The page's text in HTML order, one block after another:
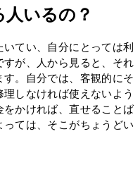
いるの？
てい、自分にとっては利
が、人から見ると、それ
。自分では、客観的にそ
しなければ使えないよう
かければ、直せることば
ては、そこがちょうどい